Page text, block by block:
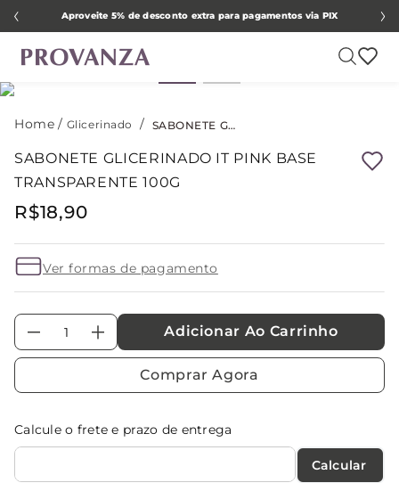
Aproveite 5% de desconto extra para pagamentos via PIX
Glicerinado SABONETE GLICERINADO IT PINK BASE TRANSPARENTE 100G
SABONETE GLICERINADO IT PINK BASE
TRANSPARENTE 100G
R$18,90
Ver formas de pagamento
＋
－ Adicionar Ao Carrinho
Comprar Agora
Calcule o frete e prazo de entrega